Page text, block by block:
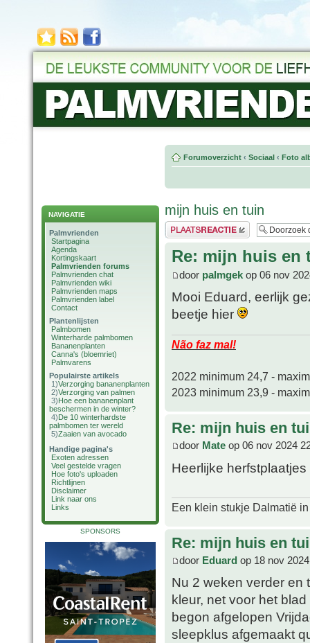
NAVIGATIE
Palmvrienden
Startpagina
Agenda
Kortingskaart
Palmvrienden forums
Palmvrienden chat
Palmvrienden wiki
Palmvrienden maps
Palmvrienden label
Contact
Plantenlijsten
Palmbomen
Winterharde palmbomen
Bananenplanten
Canna's (bloemriet)
Palmvarens
Populairste artikels
1)Verzorging bananenplanten
2)Verzorging van palmen
3)Hoe een bananenplant
beschermen in de winter?
4)De 10 winterhardste
palmbomen ter wereld
5)Zaaien van avocado
Handige pagina's
Exoten adressen
Veel gestelde vragen
Hoe foto's uploaden
Richtlijnen
Disclaimer
Link naar ons
Links
SPONSORS
Forumoverzicht ‹ Sociaal ‹ Foto
mijn huis en tuin
Plaats een reactie
Re: mijn huis en
door palmgek op 06 nov
Mooi Eduard, eerlijk
beetje hier
Não faz mal!
2022 minimum 24,7 -
2023 minimum 23,9 -
Re: mijn huis en
door Mate op 06 nov 2024
Heerlijke herfstplaatjes
Een klein stukje Dalmatië
Re: mijn huis en
door Eduard op 18 nov
Nu 2 weken verder en
kleur, net voor het
begon afgelopen
sleepklus afgemaakt